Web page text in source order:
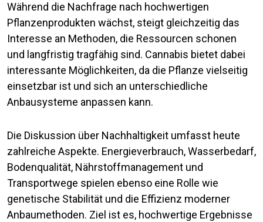
Während die Nachfrage nach hochwertigen
Pflanzenprodukten wächst, steigt gleichzeitig das
Interesse an Methoden, die Ressourcen schonen
und langfristig tragfähig sind. Cannabis bietet dabei
interessante Möglichkeiten, da die Pflanze vielseitig
einsetzbar ist und sich an unterschiedliche
Anbausysteme anpassen kann.
Die Diskussion über Nachhaltigkeit umfasst heute
zahlreiche Aspekte. Energieverbrauch, Wasserbedarf,
Bodenqualität, Nährstoffmanagement und
Transportwege spielen ebenso eine Rolle wie
genetische Stabilität und die Effizienz moderner
Anbaumethoden. Ziel ist es, hochwertige Ergebnisse